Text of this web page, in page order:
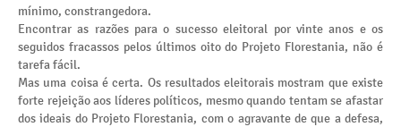
mínimo, constrangedora.
Encontrar as razões para o sucesso eleitoral por vinte anos e os
seguidos fracassos pelos últimos oito do Projeto Florestania, não é
tarefa fácil.
Mas uma coisa é certa. Os resultados eleitorais mostram que existe
forte rejeição aos líderes políticos, mesmo quando tentam se afastar
dos ideais do Projeto Florestania, com o agravante de que a defesa,